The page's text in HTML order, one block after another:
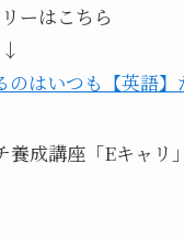
ーはこちら
はいつも【英語】
成講座「Eキャリ